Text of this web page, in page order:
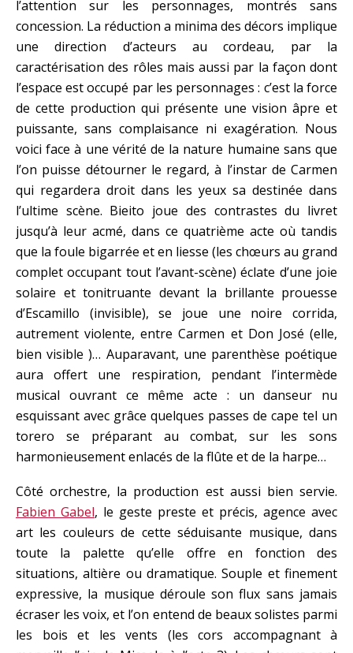
l’attention sur les personnages, montrés sans
concession. La réduction a minima des décors implique
une direction d’acteurs au cordeau, par la
caractérisation des rôles mais aussi par la façon dont
l’espace est occupé par les personnages : c’est la force
de cette production qui présente une vision âpre et
puissante, sans complaisance ni exagération. Nous
voici face à une vérité de la nature humaine sans que
l’on puisse détourner le regard, à l’instar de Carmen
qui regardera droit dans les yeux sa destinée dans
l’ultime scène. Bieito joue des contrastes du livret
jusqu’à leur acmé, dans ce quatrième acte où tandis
que la foule bigarrée et en liesse (les chœurs au grand
complet occupant tout l’avant-scène) éclate d’une joie
solaire et tonitruante devant la brillante prouesse
d’Escamillo (invisible), se joue une noire corrida,
autrement violente, entre Carmen et Don José (elle,
bien visible )… Auparavant, une parenthèse poétique
aura offert une respiration, pendant l’intermède
musical ouvrant ce même acte : un danseur nu
esquissant avec grâce quelques passes de cape tel un
torero se préparant au combat, sur les sons
harmonieusement enlacés de la flûte et de la harpe…
Côté orchestre, la production est aussi bien servie.
Fabien Gabel, le geste preste et précis, agence avec
art les couleurs de cette séduisante musique, dans
toute la palette qu’elle offre en fonction des
situations, altière ou dramatique. Souple et finement
expressive, la musique déroule son flux sans jamais
écraser les voix, et l’on entend de beaux solistes parmi
les bois et les vents (les cors accompagnant à